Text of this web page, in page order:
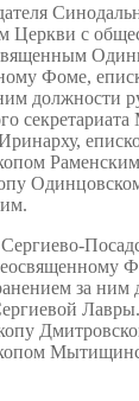
Церкви с
Фоме,
должности
за